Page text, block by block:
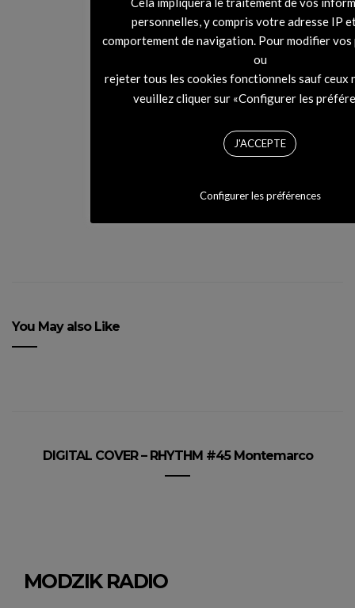
CARAVAN PARIS présente
la Burger Basket au
Réfectoire !
You May also Like
DIGITAL COVER – RHYTHM #45 Montemarco
MODZIK RADIO
personnelles, y compris votre adresse IP
comportement de navigation. Pour modifier
ou
rejeter tous les cookies fonctionnels sauf ceux
veuillez cliquer sur «Configurer les
J'ACCEPTE
Configurer les préférences